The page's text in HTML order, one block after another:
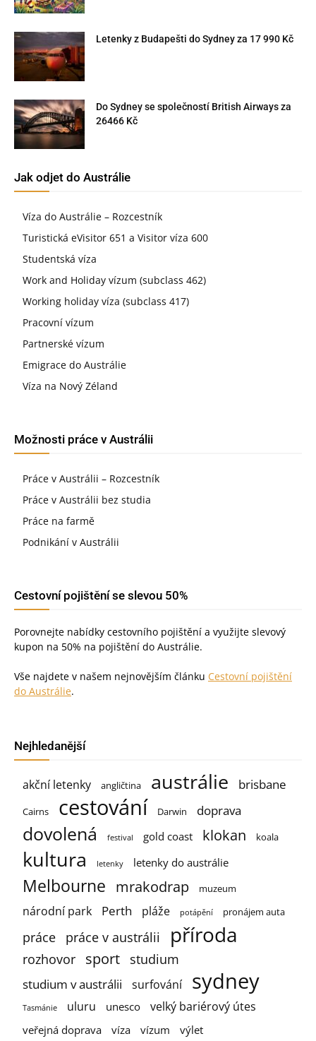
Letenky z Budapešti do Sydney za 17 990 Kč
Do Sydney se společností British Airways za
26466 Kč
Jak odjet do Austrálie
Víza do Austrálie – Rozcestník
Turistická eVisitor 651 a Visitor víza 600
Studentská víza
Work and Holiday vízum (subclass 462)
Working holiday víza (subclass 417)
Pracovní vízum
Partnerské vízum
Emigrace do Austrálie
Víza na Nový Zéland
Možnosti práce v Austrálii
Práce v Austrálii – Rozcestník
Práce v Austrálii bez studia
Práce na farmě
Podnikání v Austrálii
Cestovní pojištění se slevou 50%
Porovnejte nabídky cestovního pojištění a využijte slevový
kupon na 50% na pojištění do Austrálie.
Vše najdete v našem nejnovějším článku Cestovní pojištění
do Austrálie.
Nejhledanější
akční letenky angličtina austrálie brisbane
Cairns cestování Darwin doprava
dovolená festival gold coast klokan koala
kultura letenky letenky do austrálie
Melbourne mrakodrap muzeum
národní park Perth pláže potápění pronájem auta
práce práce v austrálii příroda
rozhovor sport studium
studium v austrálii surfování sydney
Tasmánie uluru unesco velký bariérový útes
veřejná doprava víza vízum výlet